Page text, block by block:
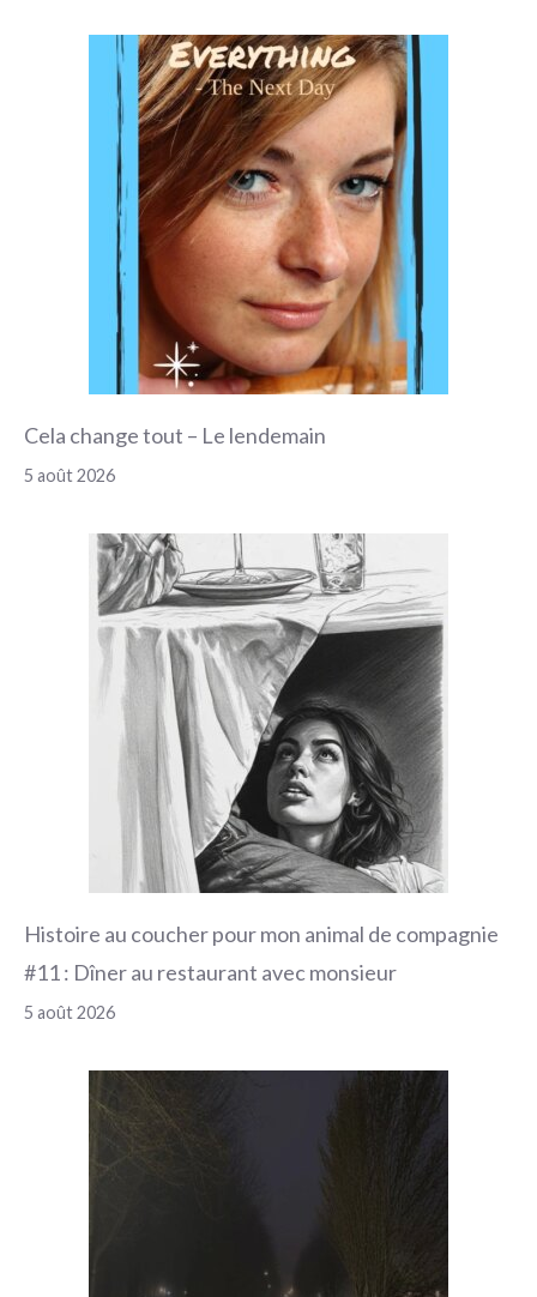
Cela change tout – Le lendemain
5 août 2026
Histoire au coucher pour mon animal de compagnie
#11 : Dîner au restaurant avec monsieur
5 août 2026